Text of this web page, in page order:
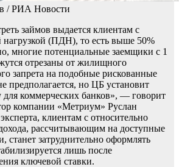
/ РИА Новости
займов выдается клиентам с
нагрузкой (ПДН), то есть выше 50%
многие потенциальные заемщики с 1
отрезаны от жилищного
запрета на подобные рискованные
предполагается, но ЦБ установит
коммерческих банков», — говорит
компании «Метриум» Руслан
клиентам с относительно
рассчитывающим на доступные
станет затруднительно оформлять
лишь после
ключевой ставки.